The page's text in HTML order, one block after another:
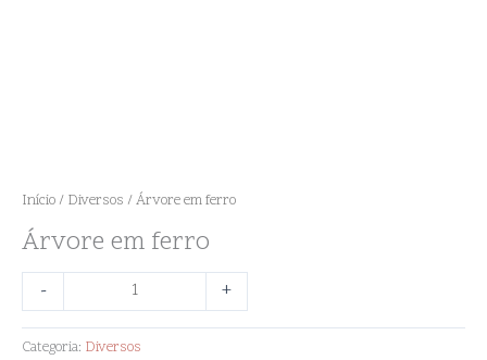
Início / Diversos / Árvore em ferro
Árvore em ferro
- +
Categoria: Diversos